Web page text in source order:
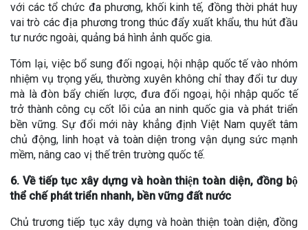
với các tổ chức đa phương, khối kinh tế, đồng thời phát huy
vai trò các địa phương trong thúc đẩy xuất khẩu, thu hút đầu
tư nước ngoài, quảng bá hình ảnh quốc gia.
Tóm lại, việc bổ sung đối ngoại, hội nhập quốc tế vào nhóm
nhiệm vụ trọng yếu, thường xuyên không chỉ thay đổi tư duy
mà là đòn bẩy chiến lược, đưa đối ngoại, hội nhập quốc tế
trở thành công cụ cốt lõi của an ninh quốc gia và phát triển
bền vững. Sự đổi mới này khẳng định Việt Nam quyết tâm
chủ động, linh hoạt và toàn diện trong vận dụng sức mạnh
mềm, nâng cao vị thế trên trường quốc tế.
6. Về tiếp tục xây dựng và hoàn thiện toàn diện, đồng bộ
thể chế phát triển nhanh, bền vững đất nước
Chủ trương tiếp tục xây dựng và hoàn thiện toàn diện, đồng